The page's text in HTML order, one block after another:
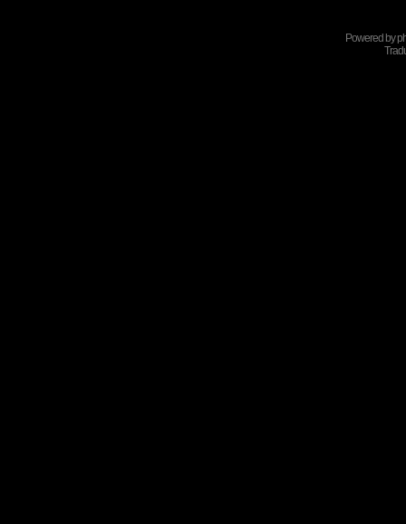
Powered by